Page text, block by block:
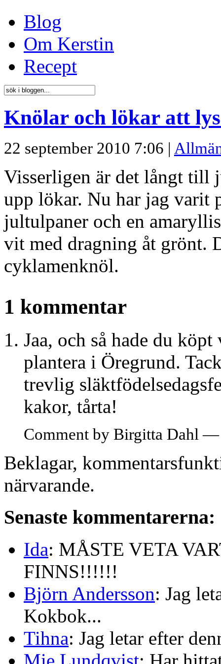
Blog
Om Kerstin
Recept
Knölar och lökar att
22 september 2010 7:06 |
Visserligen är det långt till
upp lökar. Nu har jag varit
jultulpaner och en
vit med dragning åt grönt.
cyklamenknöl.
1 kommentar
Jaa, och så hade du
plantera i Öregrund.
trevlig
kakor, tårta!
Comment by Birgitta Dahl
Beklagar,
närvarande.
Senaste kommentarerna:
Ida: MÅSTE VETA
FINNS!!!!!!
Björn Andersson: Jag
Kokbok...
Tihna: Jag letar efter